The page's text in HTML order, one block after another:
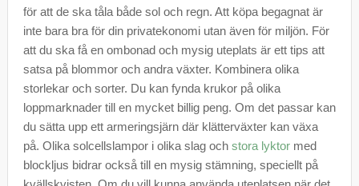
för att de ska tåla både sol och regn. Att köpa begagnat är
inte bara bra för din privatekonomi utan även för miljön. För
att du ska få en ombonad och mysig uteplats är ett tips att
satsa på blommor och andra växter. Kombinera olika
storlekar och sorter. Du kan fynda krukor på olika
loppmarknader till en mycket billig peng. Om det passar kan
du sätta upp ett armeringsjärn där klätterväxter kan växa
på. Olika solcellslampor i olika slag och stora lyktormed
blockljus bidrar också till en mysig stämning, speciellt på